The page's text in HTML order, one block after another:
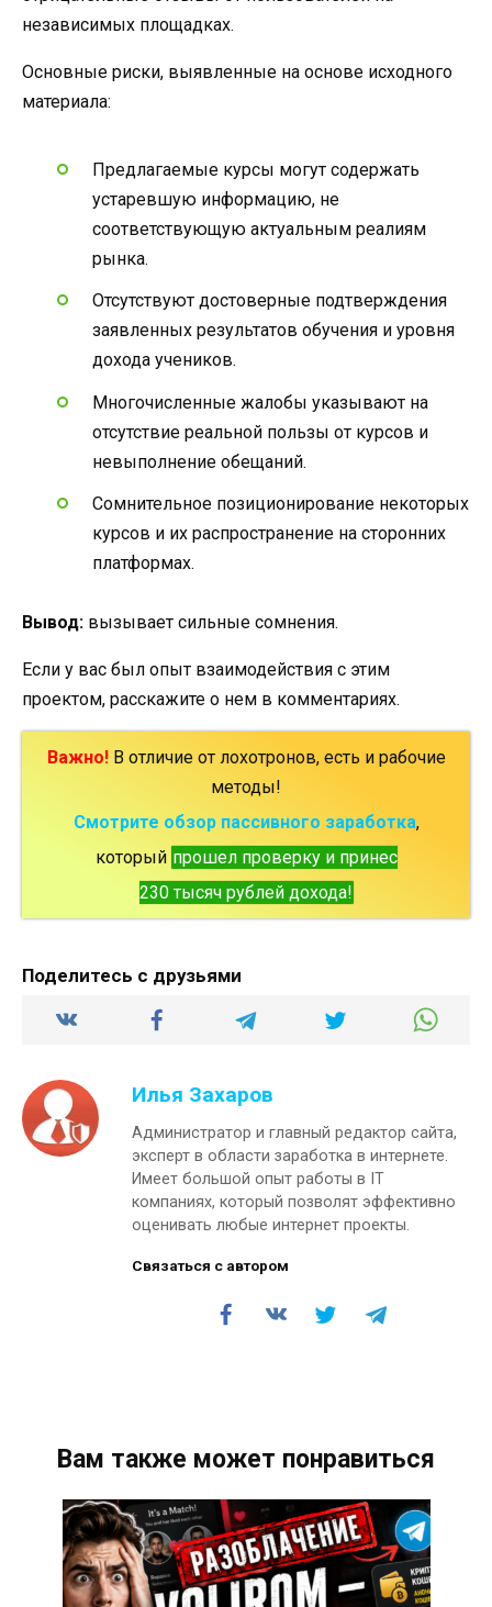
независимых площадках.
Основные риски, выявленные на основе исходного
материала:
Предлагаемые курсы могут содержать
устаревшую информацию, не
соответствующую актуальным реалиям
рынка.
Отсутствуют достоверные подтверждения
заявленных результатов обучения и уровня
дохода учеников.
Многочисленные жалобы указывают на
отсутствие реальной пользы от курсов и
невыполнение обещаний.
Сомнительное позиционирование некоторых
курсов и их распространение на сторонних
платформах.
Вывод: вызывает сильные сомнения.
Если у вас был опыт взаимодействия с этим
проектом, расскажите о нем в комментариях.
Важно!В отличие от лохотронов, есть и рабочие
методы!
Смотрите обзор пассивного заработка,
который прошел проверку и принес
230 тысяч рублей дохода!
Поделитесь с друзьями
Илья Захаров
Администратор и главный редактор сайта,
эксперт в области заработка в интернете.
Имеет большой опыт работы в IT
компаниях, который позволят эффективно
оценивать любые интернет проекты.
Связаться с автором
Вам также может понравиться